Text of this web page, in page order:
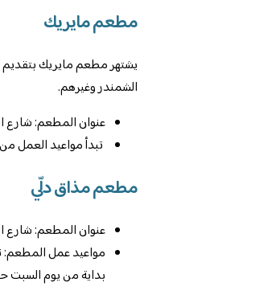
مطعم مايريك
يشتهر مطعم مايريك بتقديم
الشمندر وغيرهم.
عنوان المطعم: شارع
تبدأ مواعيد العمل
مطعم مذاق دلّي
عنوان المطعم: شارع
بداية من يوم السبت